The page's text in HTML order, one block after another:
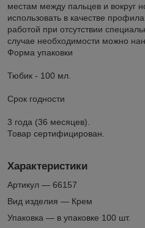
местам между пальцев и вокруг
использовать в качестве
работой при отсутствии
случае необходимости можно
Форма упаковки
Тюбик - 100 мл.
Срок годности
3 года (36 месяцев).
Товар сертифицирован.
Характеристики
Артикул — 66157
Вид изделия — Крем
Упаковка — в упаковке 100 шт.